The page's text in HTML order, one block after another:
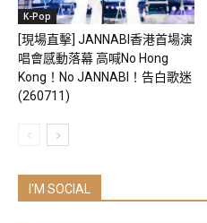
K-Pop
[現場直擊] JANNABI香港首場演
唱會感動落幕 高喊No Hong
Kong！No JANNABI！告白歌迷
(260711)
I'M SOCIAL